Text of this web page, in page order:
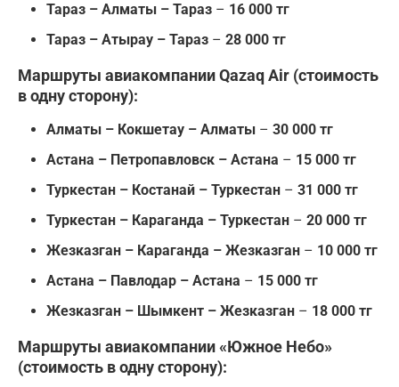
Тараз – Алматы – Тараз – 16 000 тг
Тараз – Атырау – Тараз – 28 000 тг
Маршруты авиакомпании Qazaq Air (стоимость
в одну сторону):
Алматы – Кокшетау – Алматы – 30 000 тг
Астана – Петропавловск – Астана – 15 000 тг
Туркестан – Костанай – Туркестан – 31 000 тг
Туркестан – Караганда – Туркестан – 20 000 тг
Жезказган – Караганда – Жезказган – 10 000 тг
Астана – Павлодар – Астана – 15 000 тг
Жезказган – Шымкент – Жезказган – 18 000 тг
Маршруты авиакомпании «Южное Небо»
(стоимость в одну сторону):